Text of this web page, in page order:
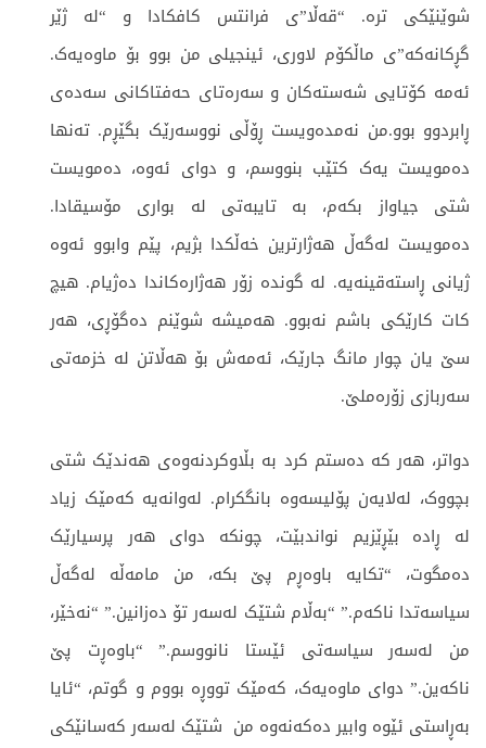
شوێنێکی ترە. “قەڵا”ی فرانتس کافکادا و “لە ژێر
گڕکانەکە”ی ماڵکۆم لاوری، ئینجیلی من بوو بۆ ماوەیەک.
ئەمە کۆتایی شەستەکان و سەرەتای حەفتاکانی سەدەی
ڕابردوو بوو.من نەمدەویست ڕۆڵی نووسەرێک بگێڕم. تەنها
دەمویست یەک کتێب بنووسم، و دوای ئەوە، دەمویست
شتی جیاواز بکەم، بە تایبەتی لە بواری مۆسیقادا.
دەمویست لەگەڵ هەژارترین خەڵکدا بژیم، پێم وابوو ئەوە
ژیانی ڕاستەقینەیە. لە گوندە زۆر هەژارەکاندا دەژیام. هیچ
کات کارێکی باشم نەبوو. هەمیشە شوێنم دەگۆڕی، هەر
سێ یان چوار مانگ جارێک، ئەمەش بۆ هەڵاتن لە خزمەتی
سەربازی زۆرەملێ.
دواتر، هەر کە دەستم کرد بە بڵاوکردنەوەی هەندێک شتی
بچووک، لەلایەن پۆلیسەوە بانگکرام. لەوانەیە کەمێک زیاد
لە ڕادە بێڕێزیم نواندبێت، چونکە دوای هەر پرسیارێک
دەمگوت، “تکایە باوەڕم پێ بکە، من مامەڵە لەگەڵ
سیاسەتدا ناکەم.” “بەڵام شتێک لەسەر تۆ دەزانین.” “نەخێر،
من لەسەر سیاسەتی ئێستا نانووسم.” “باوەڕت پێ
ناکەین.” دوای ماوەیەک، کەمێک تووڕە بووم و گوتم، “ئایا
بەڕاستی ئێوە وابیر دەکەنەوە من شتێک لەسەر کەسانێکی